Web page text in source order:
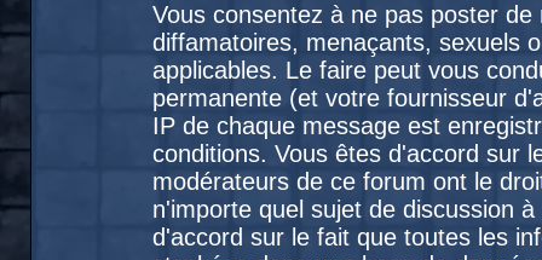
Vous consentez à ne pas poster
diffamatoires, menaçants, sexuels
applicables. Le faire peut vous
permanente (et votre fournisseur
IP de chaque message est
conditions. Vous êtes d'accord sur
modérateurs de ce forum ont le
n'importe quel sujet de discussion
d'accord sur le fait que toutes les